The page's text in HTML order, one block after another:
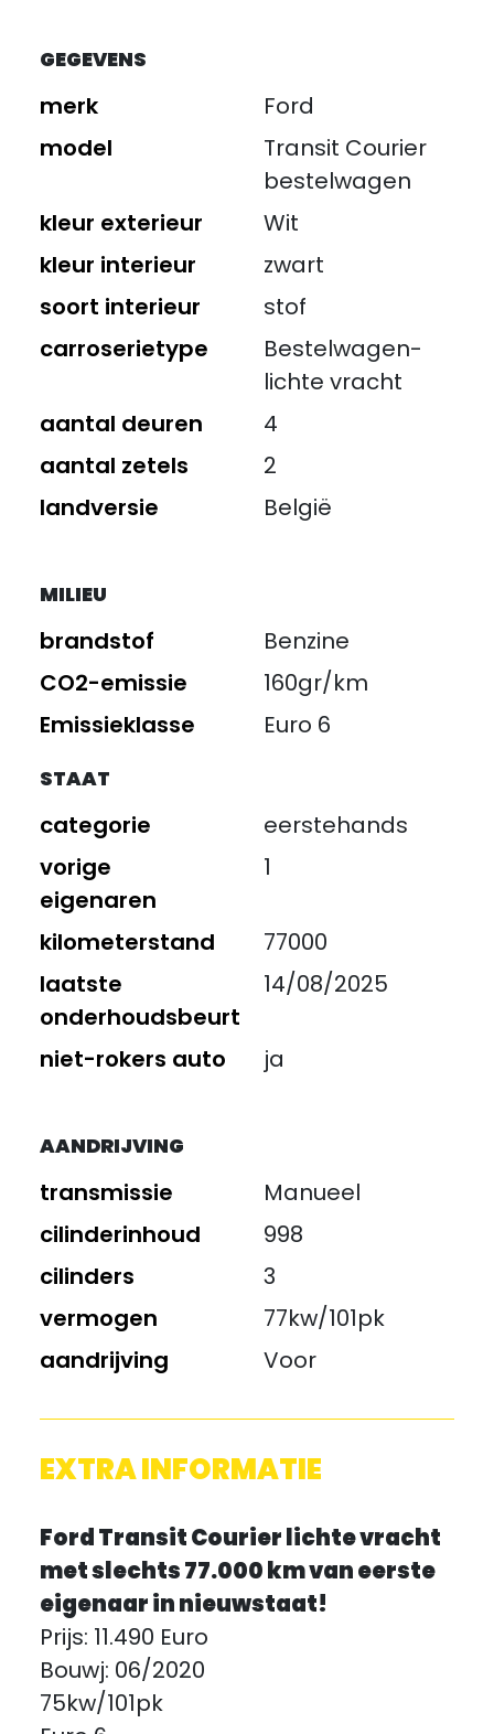
GEGEVENS
merk
Ford
model
Transit Courier
bestelwagen
kleur exterieur
Wit
kleur interieur
zwart
soort interieur
stof
carroserietype
Bestelwagen-
lichte vracht
aantal deuren
4
aantal zetels
2
landversie
België
MILIEU
brandstof
Benzine
CO2-emissie
160gr/km
Emissieklasse
Euro 6
STAAT
categorie
eerstehands
vorige
eigenaren
1
kilometerstand
77000
laatste
onderhoudsbeurt
14/08/2025
niet-rokers auto ja
AANDRIJVING
transmissie
Manueel
cilinderinhoud
998
cilinders
3
vermogen
77kw/101pk
aandrijving
Voor
EXTRA INFORMATIE
Ford Transit Courier lichte vracht
met slechts 77.000 km van eerste
eigenaar in nieuwstaat!
Prijs: 11.490 Euro
Bouwj: 06/2020
75kw/101pk